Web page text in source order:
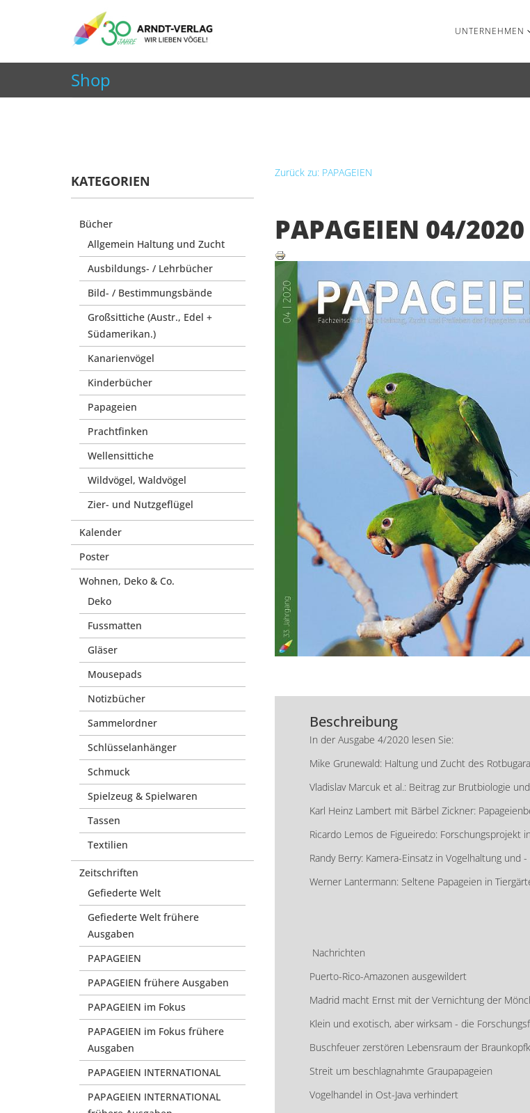
+49 7252 9707310
UNTERNEHMEN
Shop
Aktuelle Seite:
KATEGORIEN
Bücher
Allgemein Haltung und Zucht
Ausbildungs- / Lehrbücher
Bild- / Bestimmungsbände
Großsittiche (Austr., Edel +
Südamerikan.)
Kanarienvögel
Kinderbücher
Papageien
Prachtfinken
Wellensittiche
Wildvögel, Waldvögel
Zier- und Nutzgeflügel
Kalender
Poster
Wohnen, Deko & Co.
Deko
Fussmatten
Gläser
Mousepads
Notizbücher
Sammelordner
Schlüsselanhänger
Schmuck
Spielzeug & Spielwaren
Tassen
Textilien
Zeitschriften
Gefiederte Welt
Gefiederte Welt frühere
Ausgaben
PAPAGEIEN
PAPAGEIEN frühere Ausgaben
PAPAGEIEN im Fokus
PAPAGEIEN im Fokus frühere
Ausgaben
PAPAGEIEN INTERNATIONAL
PAPAGEIEN INTERNATIONAL
Zurück zu: PAPAGEIEN
PAPAGEIEN 04/2020
Beschreibung
In der Ausgabe 4/2020 lesen Sie:
Mike Grunewald: Haltung und Zucht des
Vladislav Marcuk et al.: Beitrag zur Brutbiologie
Karl Heinz Lambert mit Bärbel Zickner:
Ricardo Lemos de Figueiredo: Forschungsprojekt
Randy Berry: Kamera-Einsatz in Vogelhaltung und
Werner Lantermann: Seltene Papageien in
Nachrichten
Puerto-Rico-Amazonen ausgewildert
Madrid macht Ernst mit der Vernichtung der
Klein und exotisch, aber wirksam - die
Buschfeuer zerstören Lebensraum der
Streit um beschlagnahmte Graupapageien
Vogelhandel in Ost-Java verhindert